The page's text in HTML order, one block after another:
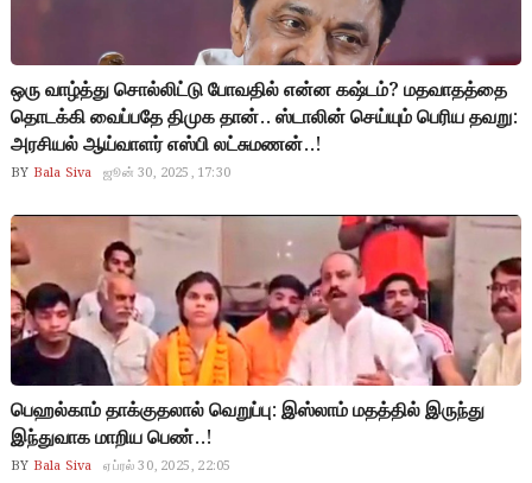
ஒரு வாழ்த்து சொல்லிட்டு போவதில் என்ன கஷ்டம்? மதவாதத்தை
தொடக்கி வைப்பதே திமுக தான்.. ஸ்டாலின் செய்யும் பெரிய தவறு:
அரசியல் ஆய்வாளர் எஸ்பி லட்சுமணன்..!
BY Bala Siva ஜூன் 30, 2025, 17:30
பெஹல்காம் தாக்குதலால் வெறுப்பு: இஸ்லாம் மதத்தில் இருந்து
இந்துவாக மாறிய பெண்..!
BY Bala Siva ஏப்ரல் 30, 2025, 22:05